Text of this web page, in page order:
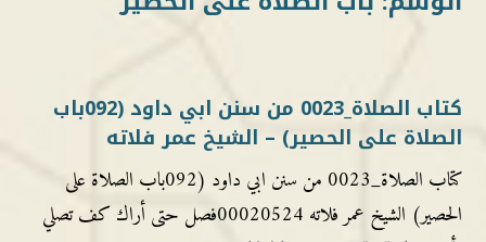
كتاب الصلاة_0023 من سنن ابي داود (092باب
الصلاة على الحصير) – الشيخ عمر فلاته
كتاب الصلاة_0023 من سنن ابي داود (092باب الصلاة على
الحصير) الشيخ عمر فلاته 00020524فصل حتى أراك كف تصلي